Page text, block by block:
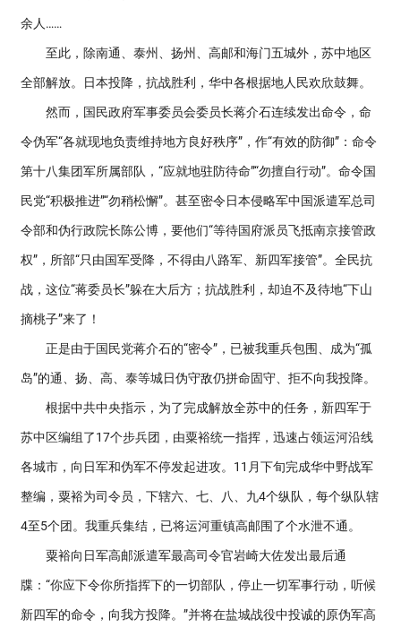
余人……
至此，除南通、泰州、扬州、高邮和海门五城外，苏中地区
全部解放。日本投降，抗战胜利，华中各根据地人民欢欣鼓舞。
然而，国民政府军事委员会委员长蒋介石连续发出命令，命
令伪军“各就现地负责维持地方良好秩序”，作“有效的防御”：命令
第十八集团军所属部队，“应就地驻防待命”“勿擅自行动”。命令国
民党“积极推进”“勿稍松懈”。甚至密令日本侵略军中国派遣军总司
令部和伪行政院长陈公博，要他们“等待国府派员飞抵南京接管政
权”，所部“只由国军受降，不得由八路军、新四军接管”。全民抗
战，这位“蒋委员长”躲在大后方；抗战胜利，却迫不及待地“下山
摘桃子”来了！
正是由于国民党蒋介石的“密令”，已被我重兵包围、成为“孤
岛”的通、扬、高、泰等城日伪守敌仍拼命固守、拒不向我投降。
根据中共中央指示，为了完成解放全苏中的任务，新四军于
苏中区编组了17个步兵团，由粟裕统一指挥，迅速占领运河沿线
各城市，向日军和伪军不停发起进攻。11月下旬完成华中野战军
整编，粟裕为司令员，下辖六、七、八、九4个纵队，每个纵队辖
4至5个团。我重兵集结，已将运河重镇高邮围了个水泄不通。
粟裕向日军高邮派遣军最高司令官岩崎大佐发出最后通
牒：“你应下令你所指挥下的一切部队，停止一切军事行动，听候
新四军的命令，向我方投降。”并将在盐城战役中投诚的原伪军高